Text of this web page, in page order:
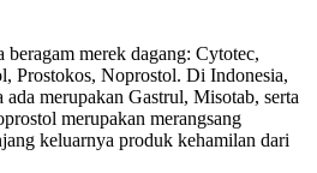
merek dagang: Cytotec,
Prostokos, Noprostol. Di Indonesia,
ada merupakan Gastrul, Misotab, serta
merupakan merangsang
keluarnya produk kehamilan dari